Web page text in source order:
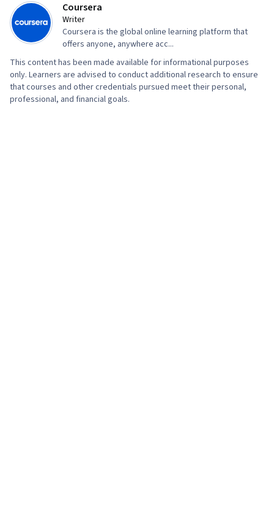
Consolidation, Dashboard Creation, Web
Content Accessibility Guidelines, Technical
Communication, Presentations, Driving
engagement, Design Elements And Principles,
Case Studies, Portfolio Management, Artificial
Intelligence, Data Analysis Software, AI
Coursera
Writer
Coursera is the global online learning platform that
offers anyone, anywhere acc...
This content has been made available for informational purposes
only. Learners are advised to conduct additional research to ensure
that courses and other credentials pursued meet their personal,
professional, and financial goals.